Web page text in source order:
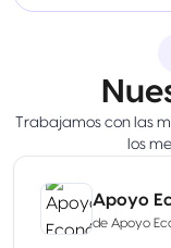
Trabajamos con las
los
Apoyo
de Apoyo